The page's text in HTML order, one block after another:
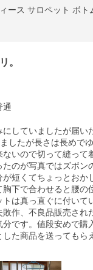
ース サロペット ボ
。
通
していましたが届い
したが長さは長めで
いので切って縫って
のが写真ではズボ
短くてちょっとお
下で合わせると腰
は真っ直ぐに付いて
作、不良品販売さ
です。値段安めで購
た商品を送ってもら